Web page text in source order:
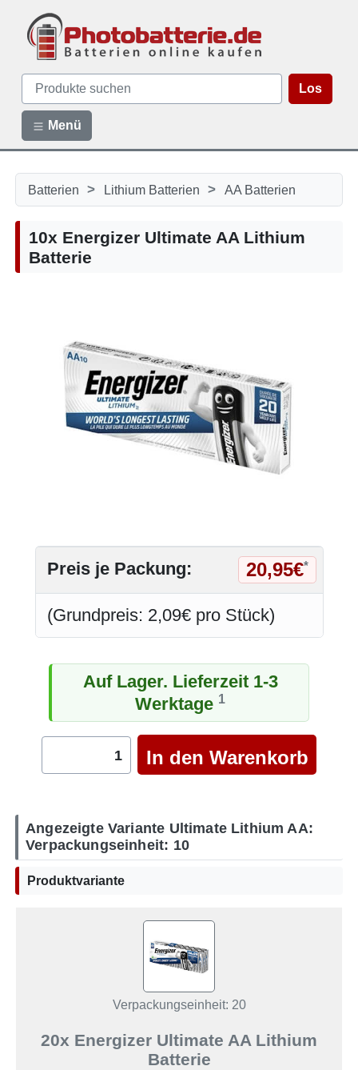
Los
Menü
Batterien > Lithium Batterien > AA Batterien
10x Energizer Ultimate AA Lithium
Batterie
Preis je Packung: 20,95€*
(Grundpreis: 2,09€ pro Stück)
Auf Lager. Lieferzeit 1-3
Werktage 1
Angezeigte Variante Ultimate Lithium AA:
Verpackungseinheit: 10
Produktvariante
Verpackungseinheit: 20
20x Energizer Ultimate AA Lithium
Batterie